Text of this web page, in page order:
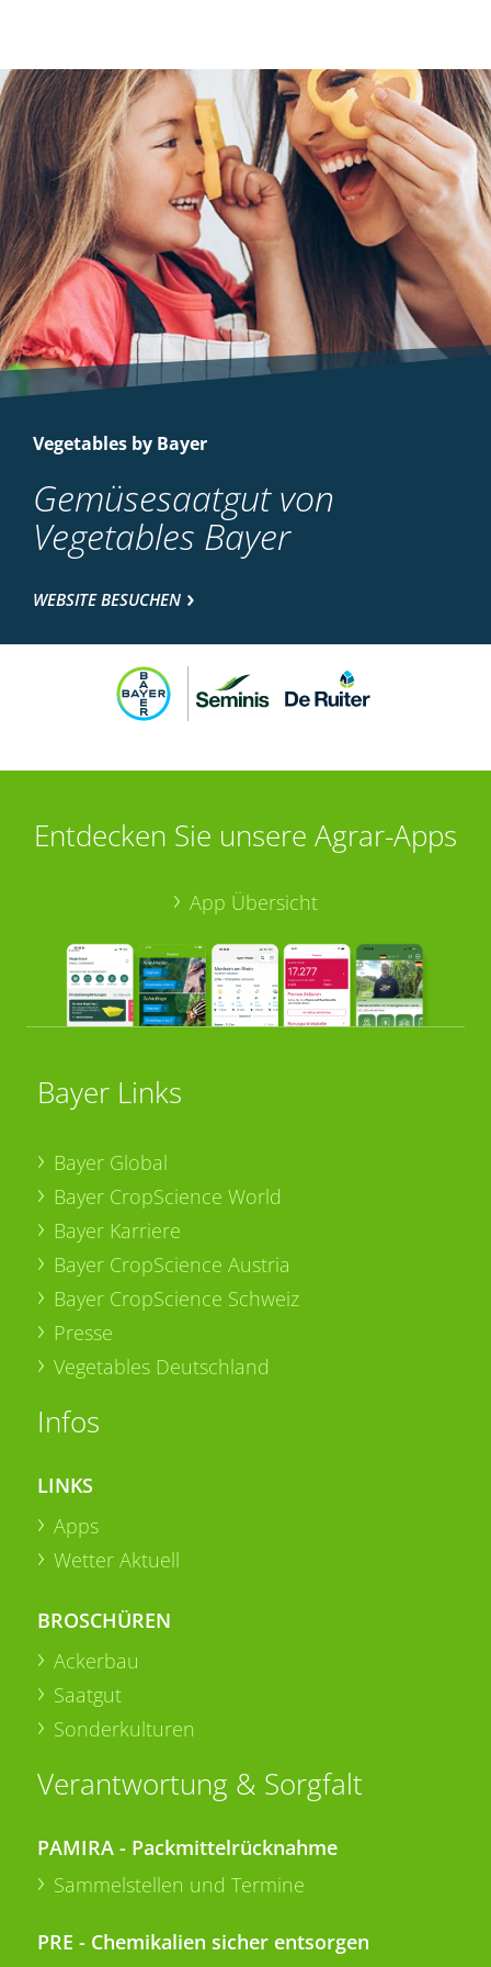
Vegetables by Bayer
Gemüsesaatgut von
Vegetables Bayer
WEBSITE BESUCHEN
Entdecken Sie unsere Agrar-Apps
App Übersicht
Bayer Links
Bayer Global
Bayer CropScience World
Bayer Karriere
Bayer CropScience Austria
Bayer CropScience Schweiz
Presse
Vegetables Deutschland
Infos
LINKS
Apps
Wetter Aktuell
BROSCHÜREN
Ackerbau
Saatgut
Sonderkulturen
Verantwortung & Sorgfalt
PAMIRA - Packmittelrücknahme
Sammelstellen und Termine
PRE - Chemikalien sicher entsorgen